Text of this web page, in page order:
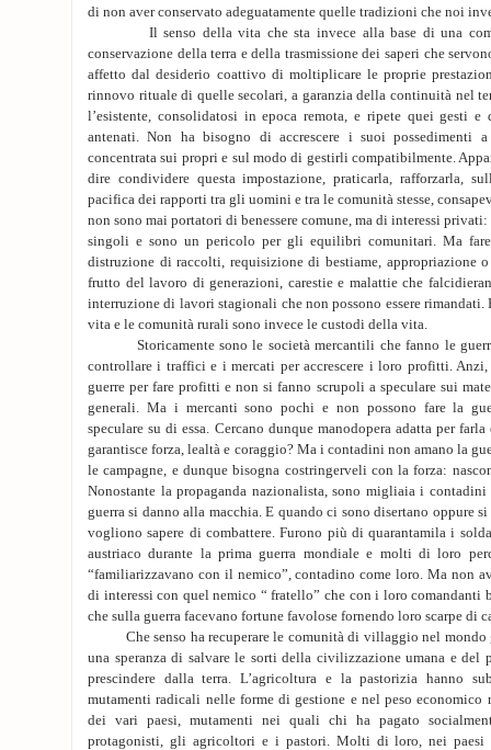
di non aver conservato adeguatamente quelle tradizioni che noi
Il senso della vita che sta invece alla base di una
conservazione della terra e della trasmissione dei saperi che
affetto dal desiderio coattivo di moltiplicare le proprie
rinnovo rituale di quelle secolari, a garanzia della continuità nel
l’esistente, consolidatosi in epoca remota, e ripete quei gesti
antenati. Non ha bisogno di accrescere i suoi possedimenti
concentrata sui propri e sul modo di gestirli compatibilmente.
dire condividere questa impostazione, praticarla, rafforzarla,
pacifica dei rapporti tra gli uomini e tra le comunità stesse,
non sono mai portatori di benessere comune, ma di interessi privati:
singoli e sono un pericolo per gli equilibri comunitari. Ma
distruzione di raccolti, requisizione di bestiame, appropriazione
frutto del lavoro di generazioni, carestie e malattie che
interruzione di lavori stagionali che non possono essere rimandati.
vita e le comunità rurali sono invece le custodi della vita.
Storicamente sono le società mercantili che fanno le
controllare i traffici e i mercati per accrescere i loro profitti.
guerre per fare profitti e non si fanno scrupoli a speculare sui
generali. Ma i mercanti sono pochi e non possono fare la
speculare su di essa. Cercano dunque manodopera adatta per
garantisce forza, lealtà e coraggio? Ma i contadini non amano la
le campagne, e dunque bisogna costringerveli con la forza:
Nonostante la propaganda nazionalista, sono migliaia i
guerra si danno alla macchia. E quando ci sono disertano oppure
vogliono sapere di combattere. Furono più di quarantamila i
austriaco durante la prima guerra mondiale e molti di loro
“familiarizzavano con il nemico”, contadino come loro. Ma non
di interessi con quel nemico “ fratello” che con i loro comandanti
che sulla guerra facevano fortune favolose fornendo loro scarpe di
Che senso ha recuperare le comunità di villaggio nel mondo
una speranza di salvare le sorti della civilizzazione umana e del
prescindere dalla terra. L’agricoltura e la pastorizia hanno
mutamenti radicali nelle forme di gestione e nel peso economico
dei vari paesi, mutamenti nei quali chi ha pagato
protagonisti, gli agricoltori e i pastori. Molti di loro, nei paesi